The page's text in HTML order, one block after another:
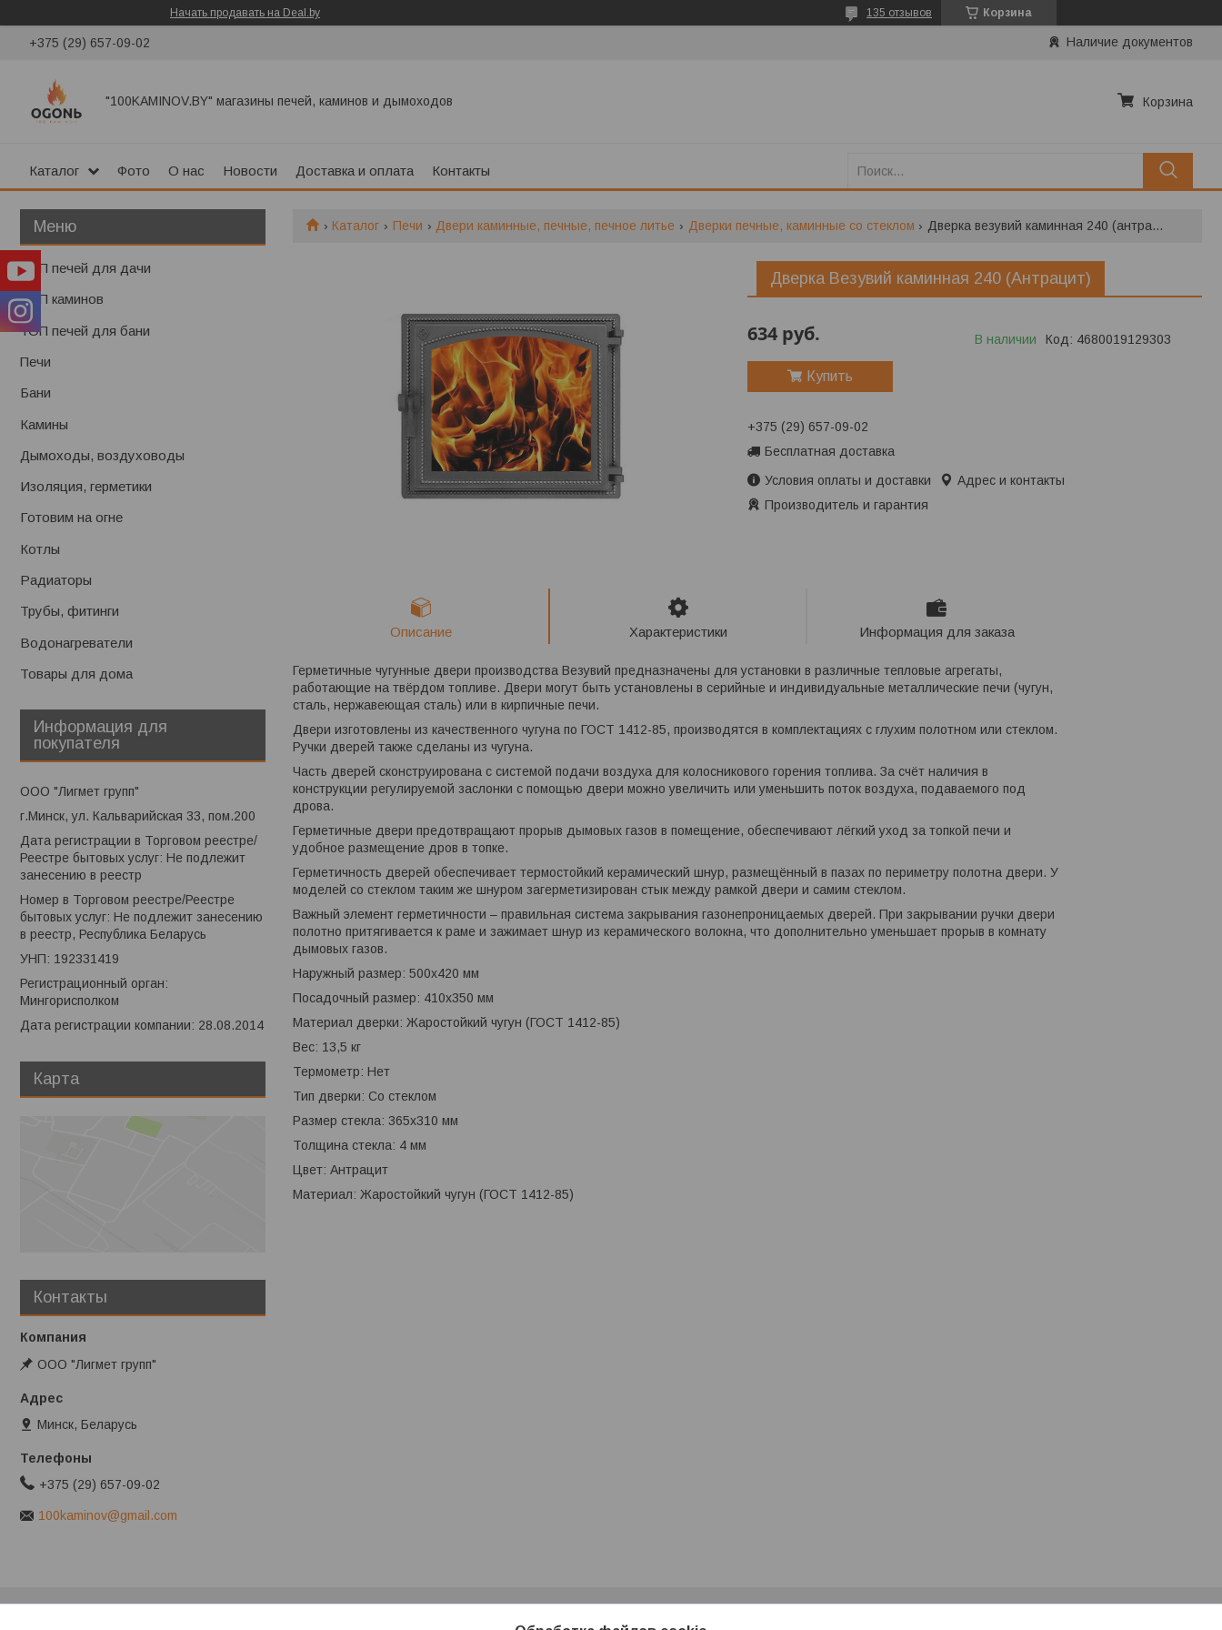
Начать продавать на Deal.by Корзина
135 отзывов
+375 (29) 657-09-02 Наличие документов
"100KAMINOV.BY" магазины печей, каминов и дымоходов Корзина
Каталог Фото О нас Новости Доставка и оплата Контакты
Каталог Печи Двери каминные, печные, печное литье Дверки печные, каминные со стеклом Дверка везувий каминная 240 (антрацит)
Дверка Везувий каминная 240 (Антрацит)
634 руб. В наличии Код: 4680019129303
Купить
+375 (29) 657-09-02
Бесплатная доставка
Условия оплаты и доставки
Адрес и контакты
Производитель и гарантия
Описание Характеристики Информация для заказа
Герметичные чугунные двери производства Везувий предназначены для установки в различные тепловые агрегаты,
работающие на твёрдом топливе. Двери могут быть установлены в серийные и индивидуальные металлические печи (чугун,
сталь, нержавеющая сталь) или в кирпичные печи.
Двери изготовлены из качественного чугуна по ГОСТ 1412-85, производятся в комплектациях с глухим полотном или стеклом.
Ручки дверей также сделаны из чугуна.
Часть дверей сконструирована с системой подачи воздуха для колосникового горения топлива. За счёт наличия в
конструкции регулируемой заслонки с помощью двери можно увеличить или уменьшить поток воздуха, подаваемого под
дрова.
Герметичные двери предотвращают прорыв дымовых газов в помещение, обеспечивают лёгкий уход за топкой печи и
удобное размещение дров в топке.
Герметичность дверей обеспечивает термостойкий керамический шнур, размещённый в пазах по периметру полотна двери. У
моделей со стеклом таким же шнуром загерметизирован стык между рамкой двери и самим стеклом.
Важный элемент герметичности – правильная система закрывания газонепроницаемых дверей. При закрывании ручки двери
полотно притягивается к раме и зажимает шнур из керамического волокна, что дополнительно уменьшает прорыв в комнату
дымовых газов.
Наружный размер: 500х420 мм
Посадочный размер: 410х350 мм
Материал дверки: Жаростойкий чугун (ГОСТ 1412-85)
Вес: 13,5 кг
Термометр: Нет
Тип дверки: Со стеклом
Размер стекла: 365х310 мм
Толщина стекла: 4 мм
Цвет: Антрацит
Материал: Жаростойкий чугун (ГОСТ 1412-85)
ТОП печей для дачи
ТОП каминов
ТОП печей для бани
Печи
Бани
Камины
Дымоходы, воздуховоды
Изоляция, герметики
Готовим на огне
Котлы
Радиаторы
Трубы, фитинги
Водонагреватели
Товары для дома
Информация для
покупателя
ООО "Лигмет групп"
г.Минск, ул. Кальварийская 33, пом.200
Дата регистрации в Торговом реестре/
Реестре бытовых услуг: Не подлежит
занесению в реестр
Номер в Торговом реестре/Реестре
бытовых услуг: Не подлежит занесению
в реестр, Республика Беларусь
УНП: 192331419
Регистрационный орган:
Мингорисполком
Дата регистрации компании: 28.08.2014
Карта
Контакты
ООО "Лигмет групп"
Минск, Беларусь
+375 (29) 657-09-02
100kaminov@gmail.com